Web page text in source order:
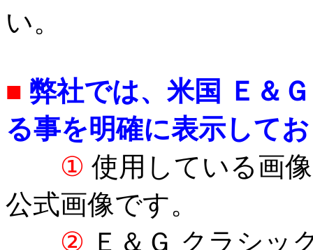
い。
■ 弊社では、米国 Ｅ＆
る事を明確に表示して
① 使用している画
公式画像です。
② Ｅ＆Ｇ クラシッ